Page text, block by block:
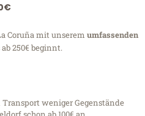
Coruña mit unserem umfassenden
250€ beginnt.
Transport weniger Gegenstände